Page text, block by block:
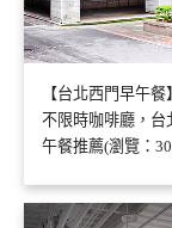
【台北西門早午
不限時咖啡廳，台
午餐推薦(瀏覽：